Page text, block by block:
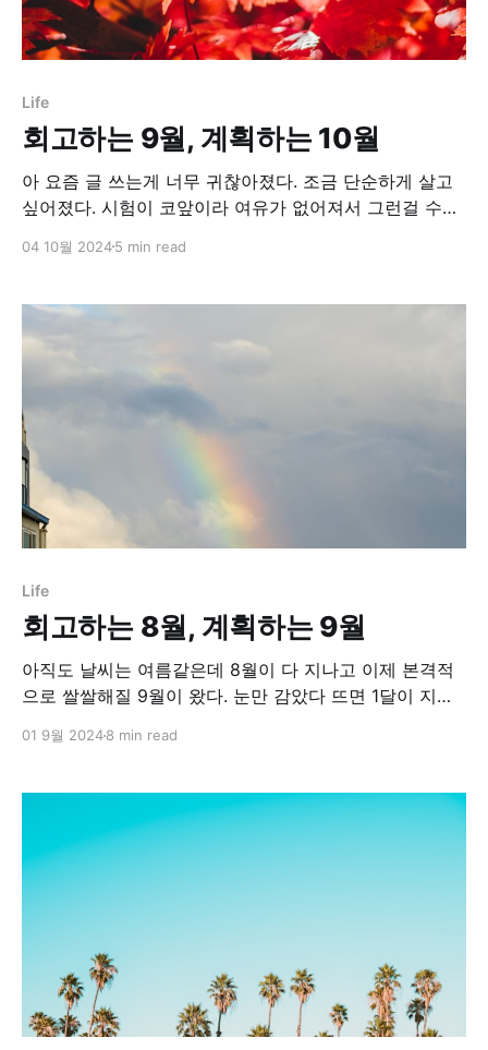
Life
회고하는 9월, 계획하는 10월
아 요즘 글 쓰는게 너무 귀찮아졌다. 조금 단순하게 살고
싶어졌다. 시험이 코앞이라 여유가 없어져서 그런걸 수도
다. 아쉽긴한데 내가 내킬 때 다시 써야지 뭐. 회고하는 8
나고 이제 본격적으로 쌀쌀해질 9월이 왔다. 눈만 감았다
뜨면 1달이 지나있고,
04 10월 20245 min read
Life
회고하는 8월, 계획하는 9월
아직도 날씨는 여름같은데 8월이 다 지나고 이제 본격적
으로 쌀쌀해질 9월이 왔다. 눈만 감았다 뜨면 1달이 지나
니 괜히 마음이 싱숭생숭해지는구만.. 회고하는 7월, 계획
하는 6월회고하는 4월, 계획하는 5월2024년 2분기가 시
작되었다. 2분기의 첫 달인 4월은 나름 만족스러웠던 한
달이었다. 업무도
01 9월 20248 min read